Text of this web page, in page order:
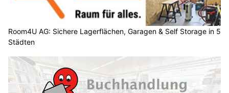
Room4U AG: Sichere Lagerflächen, Garagen & Self Storage in 5
Städten